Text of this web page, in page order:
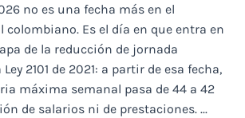
no es una fecha más en el
colombiano. Es el día en que entra en
de la reducción de jornada
2101 de 2021: a partir de esa fecha,
máxima semanal pasa de 44 a 42
de salarios ni de prestaciones. ...